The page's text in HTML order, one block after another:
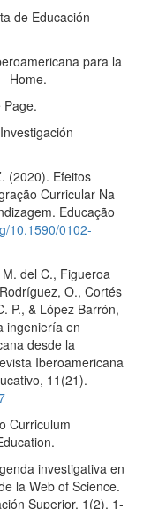
de Educación—
para la
(2020). Efeitos
Curricular Na
Educação
10.1590/0102-
del C., Figueroa
O., Cortés
P., & López Barrón,
ingeniería en
desde la
Iberoamericana
11(21).
Curriculum
investigativa en
la Web of Science.
Superior, 1(2), 1-